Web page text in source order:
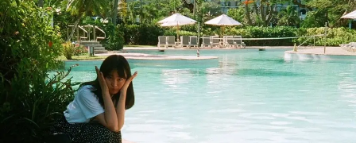
ヘアアレンジ・ヘアケア
スキンケア
ボディケア
学校ヘアメイク
勉強・受験・進路
エンタメニュース
なにわ男子
K-POP
LIFESTYLE
ライフスタイルニュース
JKランキング・アワード
モデルの購入品
おでかけ
JK TREND
JKトレンドニュース
MODELS
MODEL'S BLOG